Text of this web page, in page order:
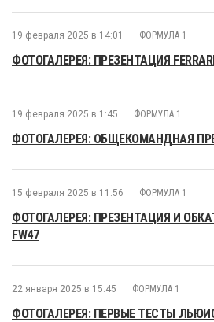
19 февраля 2025 в 14:01 ФОРМУЛА 1
ФОТОГАЛЕРЕЯ: ПРЕЗЕНТАЦИЯ
19 февраля 2025 в 1:45 ФОРМУЛА 1
ФОТОГАЛЕРЕЯ: ОБЩЕКОМАНДНАЯ
15 февраля 2025 в 11:56 ФОРМУЛА 1
ФОТОГАЛЕРЕЯ: ПРЕЗЕНТАЦИЯ И
FW47
22 января 2025 в 15:45 ФОРМУЛА 1
ФОТОГАЛЕРЕЯ: ПЕРВЫЕ ТЕСТЫ